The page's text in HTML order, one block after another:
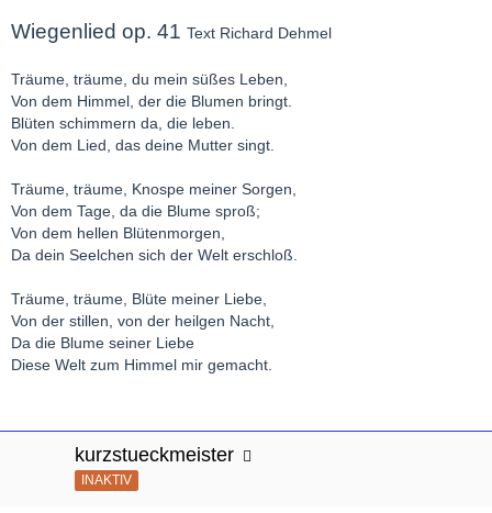
Wiegenlied op. 41 Text Richard Dehmel
Träume, träume, du mein süßes Leben,
Von dem Himmel, der die Blumen bringt.
Blüten schimmern da, die leben.
Von dem Lied, das deine Mutter singt.
Träume, träume, Knospe meiner Sorgen,
Von dem Tage, da die Blume sproß;
Von dem hellen Blütenmorgen,
Da dein Seelchen sich der Welt erschloß.
Träume, träume, Blüte meiner Liebe,
Von der stillen, von der heilgen Nacht,
Da die Blume seiner Liebe
Diese Welt zum Himmel mir gemacht.
kurzstueckmeister
INAKTIV